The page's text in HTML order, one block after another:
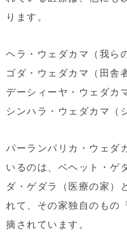
ります。
ヘラ・ウェダカマ（我ら
ゴダ・ウェダカマ（田舎
デーシィーヤ・ウェダカ
シンハラ・ウェダカマ（
パーランパリカ・ウェダ
いるのは、ベヘット・ゲ
ダ・ゲダラ（医療の家）
れて、その家独自のもの
摘されています。